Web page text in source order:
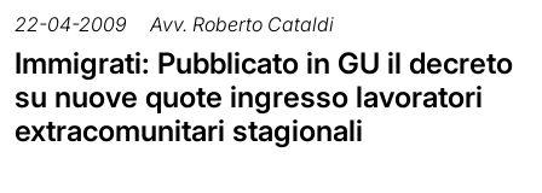
22-04-2009 Avv. Roberto Cataldi
Immigrati: Pubblicato in GU il decreto
su nuove quote ingresso lavoratori
extracomunitari stagionali